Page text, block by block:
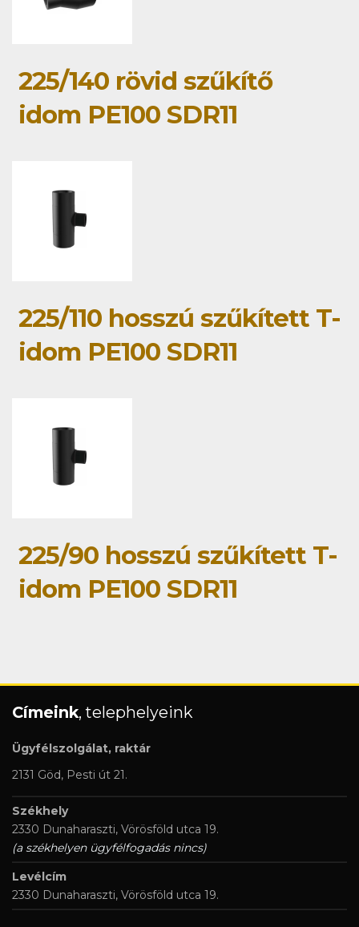
225/140 rövid szűkítő
idom PE100 SDR11
225/110 hosszú szűkített T-
idom PE100 SDR11
225/90 hosszú szűkített T-
idom PE100 SDR11
Címeink, telephelyeink
Ügyfélszolgálat, raktár
2131 Göd, Pesti út 21.
Székhely
2330 Dunaharaszti, Vörösföld utca 19.
(a székhelyen ügyfélfogadás nincs)
Levélcím
2330 Dunaharaszti, Vörösföld utca 19.